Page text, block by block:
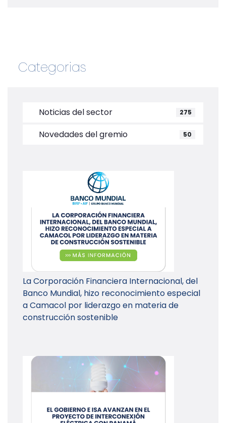
Categorias
Noticias del sector 275
Novedades del gremio 50
La Corporación Financiera Internacional, del
Banco Mundial, hizo reconocimiento especial
a Camacol por liderazgo en materia de
construcción sostenible